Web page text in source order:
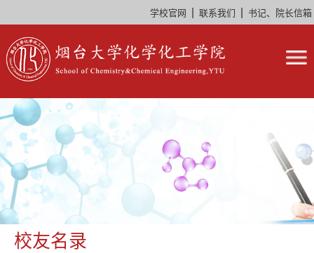
学校官网 联系我们 书记、院长信箱
校友名录